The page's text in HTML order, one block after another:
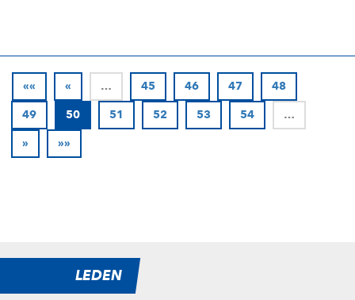
«« « … 45 46 47
48
49
50 51 52 53 54
…
»
»»
LEDEN